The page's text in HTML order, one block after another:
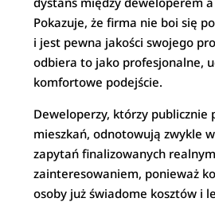
Pokazuje, że firma nie boi się
i jest pewna jakości swojego
odbiera to jako profesjonalne,
komfortowe podejście.
Deweloperzy, którzy publicznie
mieszkań, odnotowują zwykle
zapytań finalizowanych realnym
zainteresowaniem, ponieważ
osoby już świadome kosztów i